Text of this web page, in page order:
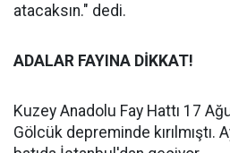
atacaksın." dedi.
ADALAR FAYINA DİKKAT!
Kuzey Anadolu Fay Hattı 17
Gölcük depreminde kırılmıştı.